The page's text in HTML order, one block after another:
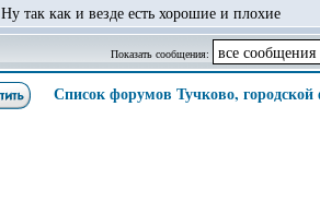
Ну так как и везде есть хорошие и плохие
Показать сообщения:
Список форумов Тучково,